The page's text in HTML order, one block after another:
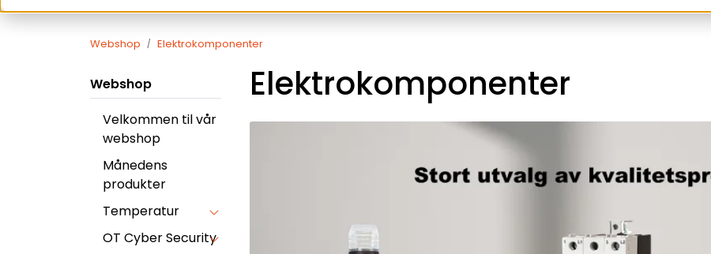
Webshop Elektrokomponenter
Webshop
Velkommen til vår
webshop
Månedens
produkter
Temperatur
OT Cyber Security
Elektrokomponenter